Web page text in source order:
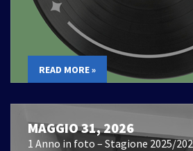
READ MORE »
MAGGIO 31, 2026
1 Anno in foto – Stagione 2025/